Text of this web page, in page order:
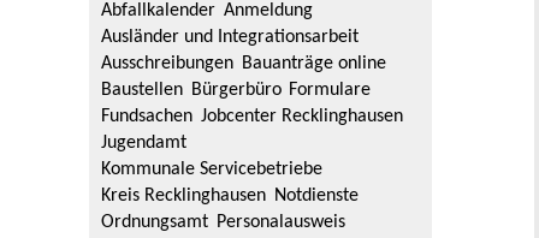
Abfallkalender Anmeldung
Ausländer und Integrationsarbeit
Ausschreibungen Bauanträge online
Baustellen Bürgerbüro Formulare
Fundsachen Jobcenter Recklinghausen
Jugendamt
Kommunale Servicebetriebe
Kreis Recklinghausen Notdienste
Ordnungsamt Personalausweis